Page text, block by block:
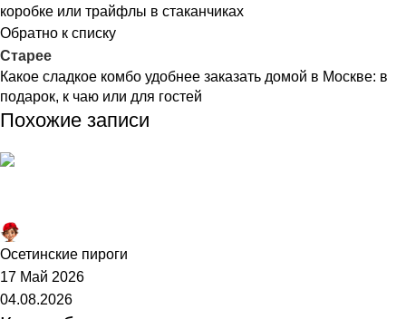
коробке или трайфлы в стаканчиках
Обратно к списку
Старее
Какое сладкое комбо удобнее заказать домой в Москве: в
подарок, к чаю или для гостей
Похожие записи
Осетинские пироги
17 Май 2026
04.08.2026